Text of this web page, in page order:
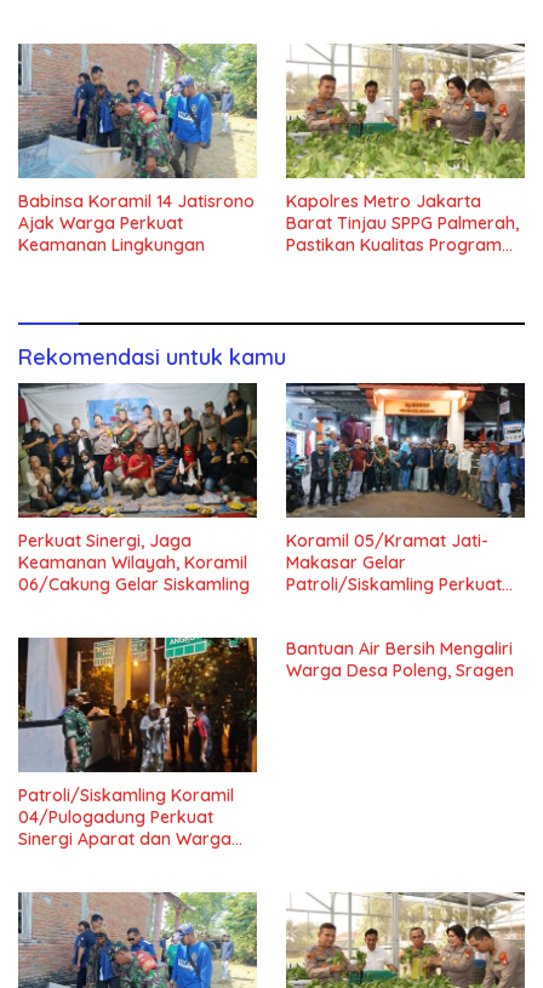
Babinsa Koramil 14 Jatisrono
Ajak Warga Perkuat
Keamanan Lingkungan
Kapolres Metro Jakarta
Barat Tinjau SPPG Palmerah,
Pastikan Kualitas Program
Rekomendasi untuk kamu
Perkuat Sinergi, Jaga
Keamanan Wilayah, Koramil
06/Cakung Gelar Siskamling
Koramil 05/Kramat Jati-
Makasar Gelar
Patroli/Siskamling Perkuat
Patroli/Siskamling Koramil
04/Pulogadung Perkuat
Sinergi Aparat dan Warga
Bantuan Air Bersih Mengaliri
Warga Desa Poleng, Sragen